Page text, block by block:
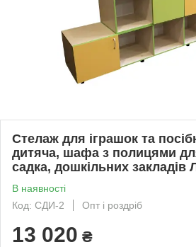
Стелаж для іграшок та
дитяча, шафа з полицями
садка, дошкільних закладів
В наявності
Код: СДИ-2
Опт і роздріб
13 020 ₴